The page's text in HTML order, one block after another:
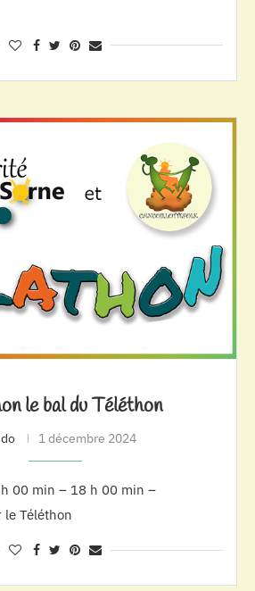
le bal du Téléthon
1 décembre 2024
00 min – 18 h 00 min –
le Téléthon